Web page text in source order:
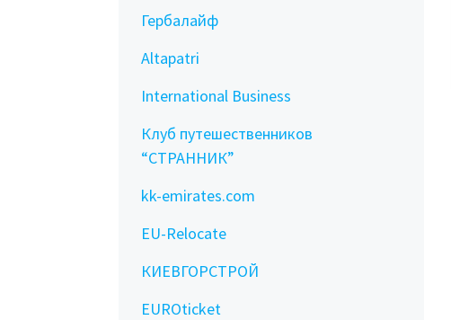
Гербалайф
Altapatri
International Business
Клуб путешественников
“СТРАННИК”
kk-emirates.com
EU-Relocate
КИЕВГОРСТРОЙ
EUROticket